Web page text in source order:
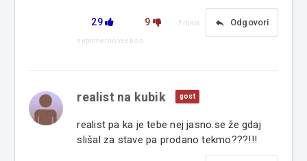
29 9 reply Odgovori
Prijavi
neprimerno vsebino
realist na kubik gost
realist pa ka je tebe nej jasno.se že gdaj
slišal za stave pa prodano tekmo???!!!